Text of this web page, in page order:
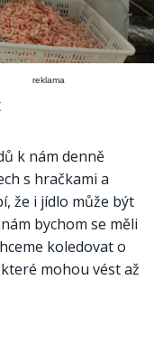
reklama
k nám denně
s hračkami a
že i jídlo může být
bychom se měli
koledovat o
mohou vést až